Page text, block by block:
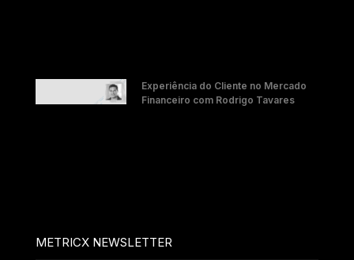
Experiência do Cliente no Mercado
Financeiro com Rodrigo Tavares
METRICX NEWSLETTER